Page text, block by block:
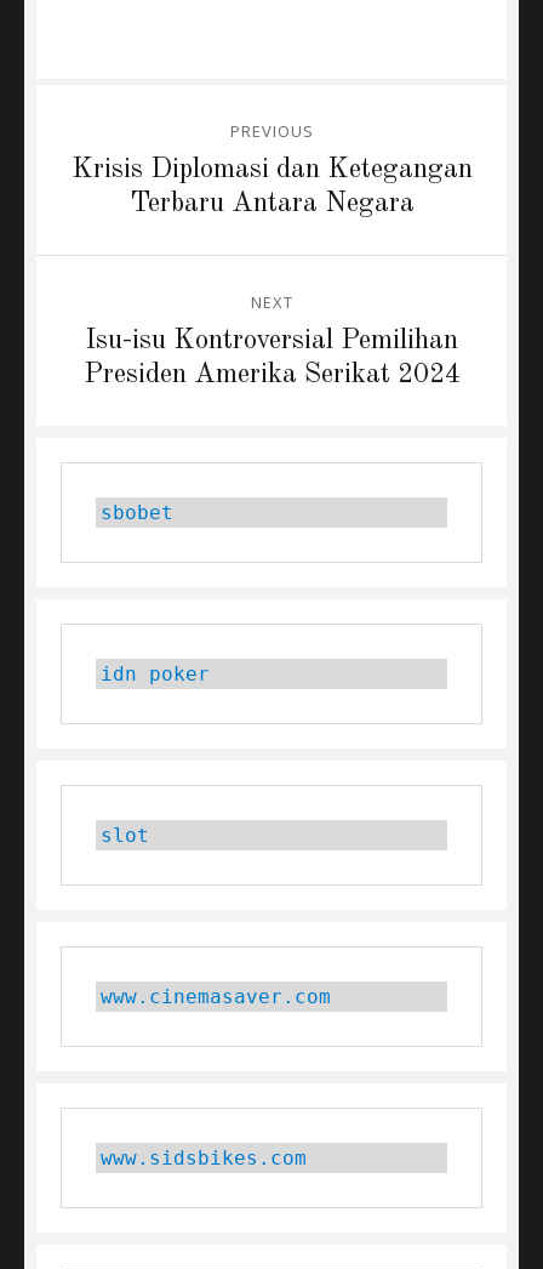
navigation
PREVIOUS
Previous
Krisis Diplomasi dan Ketegangan
Terbaru Antara Negara
NEXT
Isu-isu Kontroversial Pemilihan
Presiden Amerika Serikat 2024
sbobet
idn poker
slot
www.cinemasaver.com
www.sidsbikes.com